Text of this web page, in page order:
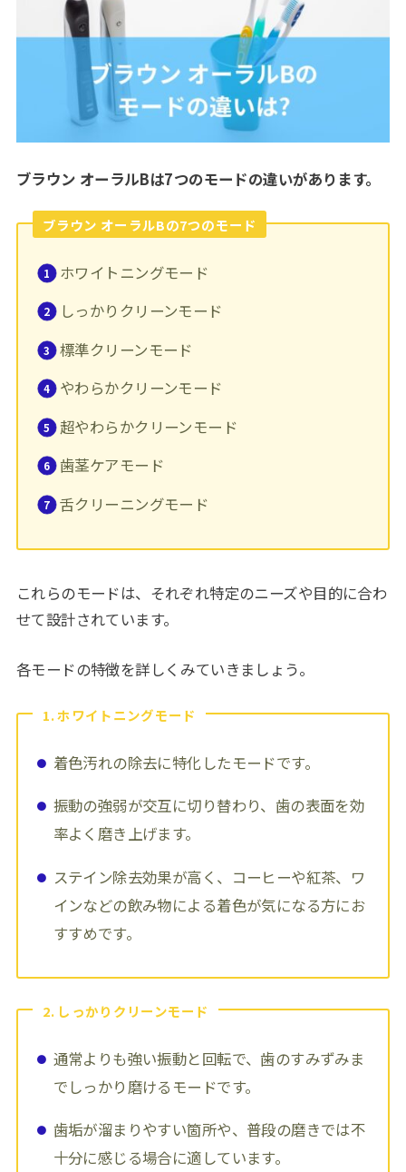
ブラウン オーラルBは7つのモードの違いがあります。
ブラウン オーラルBの7つのモード
ホワイトニングモード
しっかりクリーンモード
標準クリーンモード
やわらかクリーンモード
超やわらかクリーンモード
歯茎ケアモード
舌クリーニングモード
これらのモードは、それぞれ特定のニーズや目的に合わ
せて設計されています。
各モードの特徴を詳しくみていきましょう。
1. ホワイトニングモード
着色汚れの除去に特化したモードです。
振動の強弱が交互に切り替わり、歯の表面を効
率よく磨き上げます。
ステイン除去効果が高く、コーヒーや紅茶、ワ
インなどの飲み物による着色が気になる方にお
すすめです。
2. しっかりクリーンモード
通常よりも強い振動と回転で、歯のすみずみま
でしっかり磨けるモードです。
歯垢が溜まりやすい箇所や、普段の磨きでは不
十分に感じる場合に適しています。